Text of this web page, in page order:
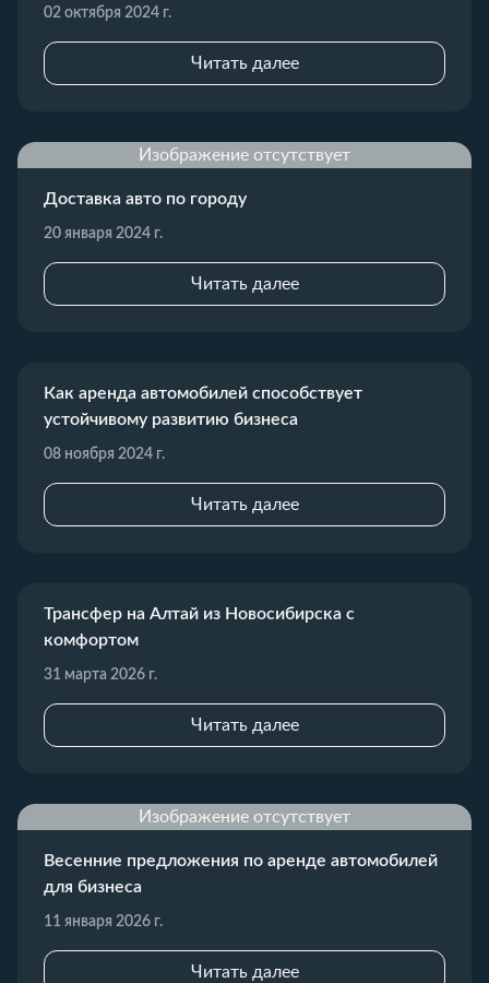
02 октября 2024 г.
Читать далее
Изображение отсутствует
Доставка авто по городу
20 января 2024 г.
Читать далее
Как аренда автомобилей способствует
устойчивому развитию бизнеса
08 ноября 2024 г.
Читать далее
Трансфер на Алтай из Новосибирска с
комфортом
31 марта 2026 г.
Читать далее
Изображение отсутствует
Весенние предложения по аренде автомобилей
для бизнеса
11 января 2026 г.
Читать далее